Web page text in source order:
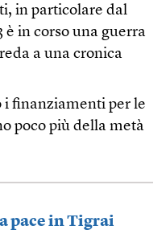
in particolare dal
è in corso una guerra
a una cronica
i finanziamenti per le
poco più della metà
pace in Tigrai